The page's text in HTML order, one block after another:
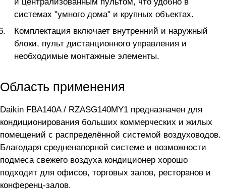
системах "умного дома" и крупных объектах.
Комплектация включает внутренний и наружный
блоки, пульт дистанционного управления и
необходимые монтажные элементы.
Область применения
Daikin FBA140A / RZASG140MY1 предназначен для
кондиционирования больших коммерческих и жилых
помещений с распределённой системой воздуховодов.
Благодаря средненапорной системе и возможности
подмеса свежего воздуха кондиционер хорошо
подходит для офисов, торговых залов, ресторанов и
конференц-залов.